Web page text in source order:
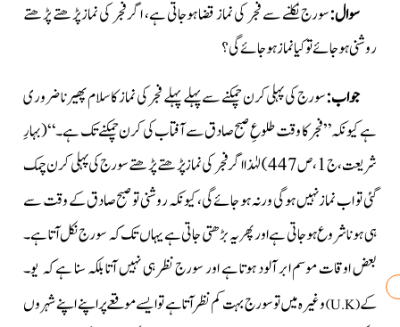
سوال:سورج نکلنے سے فجر کی نماز قضا ہوجاتی ہے، اگر فجر کی نماز پڑھتے پڑھتے
روشنی ہوجائے تو کیانماز ہوجائے گی؟
جواب:سورج کی پہلی کرن چمکنے سے پہلے پہلے فجر کی نماز کا سلام پھیرنا ضروری
ہے کیونکہ ”فجر کا وقت طلوعِ صبح صادق سے آفتاب کی کرن چمکنےتک ہے۔“(بہارِ
شریعت،ج1، ص447)
لہٰذا اگر فجر کی نماز پڑھتے پڑھتے سورج کی پہلی کرن چمک
گئی تو اب نماز نہیں ہوگی ورنہ ہوجائے گی، کیونکہ روشنی تو صبح صادق کے وقت سے
ہی ہونا شروع ہوجاتی ہے اور پھر یہ بڑھتی جاتی ہے یہاں تک کہ سورج نکل آتا ہے۔
بعض اوقات موسم ابر آلود ہوتا ہے اور سورج نظر ہی نہیں آتا بلکہ سنا ہے کہ یو۔
کے(
U.K
)وغیرہ میں تو سورج بہت کم نظر آتا ہے تو ایسے موقعے پر اپنے اپنے شہروں